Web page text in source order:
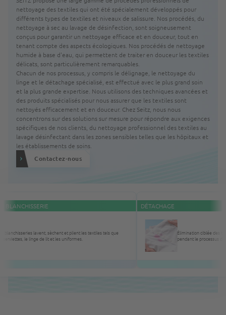
nettoyage des textiles qui ont été spécialement développés pour
différents types de textiles et niveaux de salissure. Nos procédés, du
nettoyage à sec au lavage de désinfection, sont soigneusement
conçus pour garantir un nettoyage efficace et en douceur, tout en
tenant compte des aspects écologiques. Nos procédés de nettoyage
humide à base d'eau, qui permettent de traiter en douceur les textiles
délicats, sont particulièrement remarquables.
Chacun de nos processus, y compris le délignage, le nettoyage du
linge et le détachage spécialisé, est effectué avec le plus grand soin
et la plus grande expertise. Nous utilisons des techniques avancées et
des produits spécialisés pour nous assurer que les textiles sont
nettoyés efficacement et en douceur. Chez Seitz, nous nous
concentrons sur des solutions sur mesure pour répondre aux exigences
spécifiques de nos clients, du nettoyage professionnel des textiles au
lavage désinfectant dans les zones sensibles telles que les hôpitaux et
les établissements de soins.
Contactez-nous
lavent, sèchent et plient les textiles tels que
le linge de lit et les uniformes.
DÉTACHAGE
Élimination ciblée des
pendant le processus de